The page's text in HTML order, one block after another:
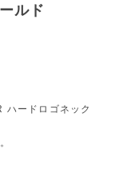
ルド
ードロゴネック